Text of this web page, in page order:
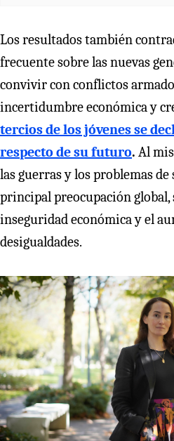
Los resultados también
frecuente sobre las nuevas
convivir con conflictos
incertidumbre económica y
tercios de los jóvenes se
respecto de su futuro. Al
las guerras y los problemas
principal preocupación global,
inseguridad económica y el
desigualdades.